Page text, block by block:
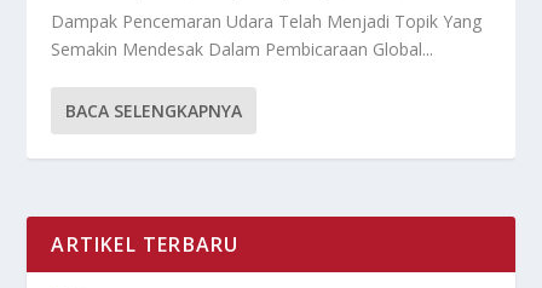
Dampak Pencemaran Udara Telah Menjadi Topik Yang
Semakin Mendesak Dalam Pembicaraan Global...
BACA SELENGKAPNYA
ARTIKEL TERBARU